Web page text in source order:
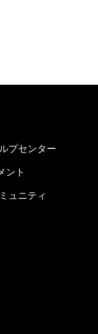
プセンター
ント
ュニティ